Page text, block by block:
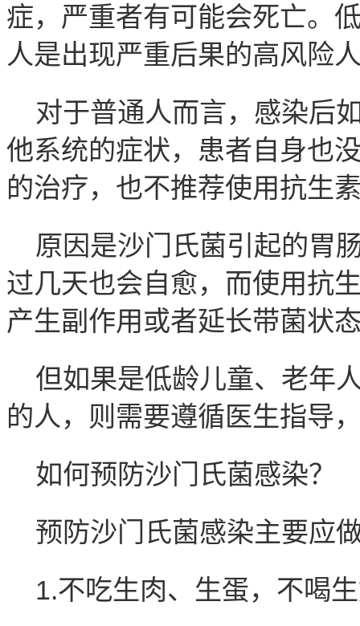
症，严重者有可能会死亡。
人是出现严重后果的高风险
对于普通人而言，感染后
他系统的症状，患者自身也
的治疗，也不推荐使用抗生
原因是沙门氏菌引起的胃
过几天也会自愈，而使用抗
产生副作用或者延长带菌状
但如果是低龄儿童、老年
的人，则需要遵循医生指导
如何预防沙门氏菌感染？
预防沙门氏菌感染主要应
1.不吃生肉、生蛋，不喝